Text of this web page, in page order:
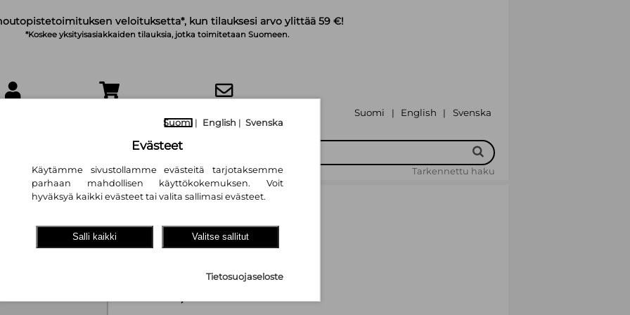
veloituksetta*, kun tilauksesi arvo ylittää 59 €!
*Koskee yksityisasiakkaiden tilauksia, jotka toimitetaan Suomeen.
Suomi | English | Svenska
Tarkennettu haku
Rocket Overdrive
Suomi | English | Svenska
Evästeet
Käytämme sivustollamme evästeitä tarjotaksemme
parhaan mahdollisen käyttökokemuksen. Voit
hyväksyä kaikki evästeet tai valita sallimasi evästeet.
Salli kaikki Valitse sallitut
Tietosuojaseloste